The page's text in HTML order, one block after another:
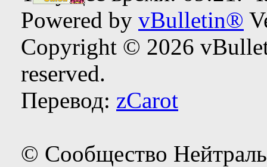
Powered by vBulletin®
Copyright © 2026
reserved.
Перевод: zCarot
© Сообщество